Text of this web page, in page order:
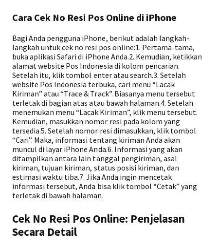
Cara Cek No Resi Pos Online di iPhone
Bagi Anda pengguna iPhone, berikut adalah langkah-
langkah untuk cek no resi pos online:1. Pertama-tama,
buka aplikasi Safari di iPhone Anda.2. Kemudian, ketikkan
alamat website Pos Indonesia di kolom pencarian.
Setelah itu, klik tombol enter atau search.3. Setelah
website Pos Indonesia terbuka, cari menu “Lacak
Kiriman” atau “Trace & Track”. Biasanya menu tersebut
terletak di bagian atas atau bawah halaman.4. Setelah
menemukan menu “Lacak Kiriman”, klik menu tersebut.
Kemudian, masukkan nomor resi pada kolom yang
tersedia.5. Setelah nomor resi dimasukkan, klik tombol
“Cari”. Maka, informasi tentang kiriman Anda akan
muncul di layar iPhone Anda.6. Informasi yang akan
ditampilkan antara lain tanggal pengiriman, asal
kiriman, tujuan kiriman, status posisi kiriman, dan
estimasi waktu tiba.7. Jika Anda ingin mencetak
informasi tersebut, Anda bisa klik tombol “Cetak” yang
terletak di bawah halaman.
Cek No Resi Pos Online: Penjelasan
Secara Detail